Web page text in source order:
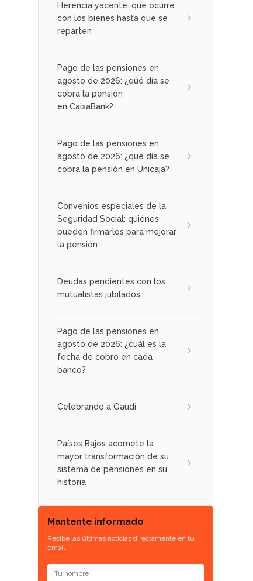
Herencia yacente: qué ocurre
con los bienes hasta que se
reparten
Pago de las pensiones en
agosto de 2026: ¿qué día se
cobra la pensión
en CaixaBank?
Pago de las pensiones en
agosto de 2026: ¿qué día se
cobra la pensión en Unicaja?
Convenios especiales de la
Seguridad Social: quiénes
pueden firmarlos para mejorar
la pensión
Deudas pendientes con los
mutualistas jubilados
Pago de las pensiones en
agosto de 2026: ¿cuál es la
fecha de cobro en cada
banco?
Celebrando a Gaudí
Países Bajos acomete la
mayor transformación de su
sistema de pensiones en su
historia
Mantente informado
Recibe las últimas noticias directamente en tu
email.